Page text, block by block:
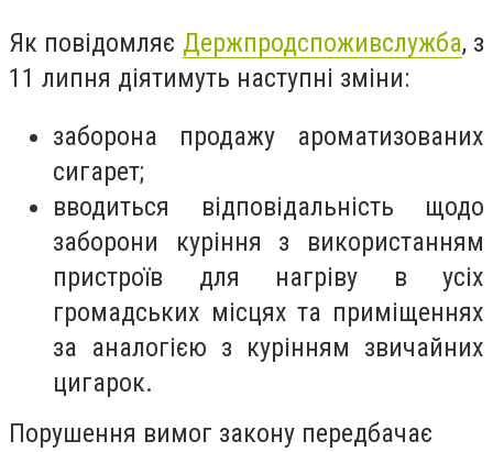
Як повідомляє Держпродспоживслужба, з
11 липня діятимуть наступні зміни:
заборона продажу ароматизованих
сигарет;
вводиться відповідальність щодо
заборони куріння з використанням
пристроїв для нагріву в усіх
громадських місцях та приміщеннях
за аналогією з курінням звичайних
цигарок.
Порушення вимог закону передбачає